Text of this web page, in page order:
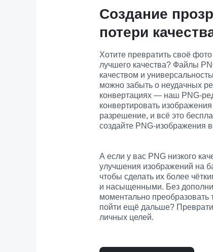
Создание
потери
Хотите превратить своё
лучшего качества? Файлы
качеством и
можно забыть о неудачных
конвертациях — наш PNG-
конвертировать
разрешение, и всё это
создайте PNG-изображения
А если у вас PNG низкого
улучшения изображений на
чтобы сделать их более
и насыщенными. Без
моментально преобразовать
пойти ещё дальше?
личных целей.